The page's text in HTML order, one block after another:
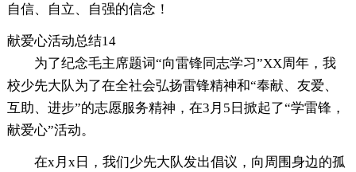
自信、自立、自强的信念！
献爱心活动总结14
为了纪念毛主席题词“向雷锋同志学习”XX周年，我
校少先大队为了在全社会弘扬雷锋精神和“奉献、友爱、
互助、进步”的志愿服务精神，在3月5日掀起了“学雷锋，
献爱心”活动。
在x月x日，我们少先大队发出倡议，向周围身边的孤